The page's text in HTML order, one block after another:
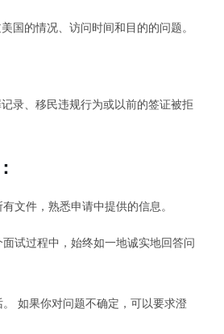
国的情况、访问时间和目的的问题。
录、移民违规行为或以前的签证被拒
文件，熟悉申请中提供的信息。
面试过程中，始终如一地诚实地回答问
如果你对问题不确定，可以要求澄